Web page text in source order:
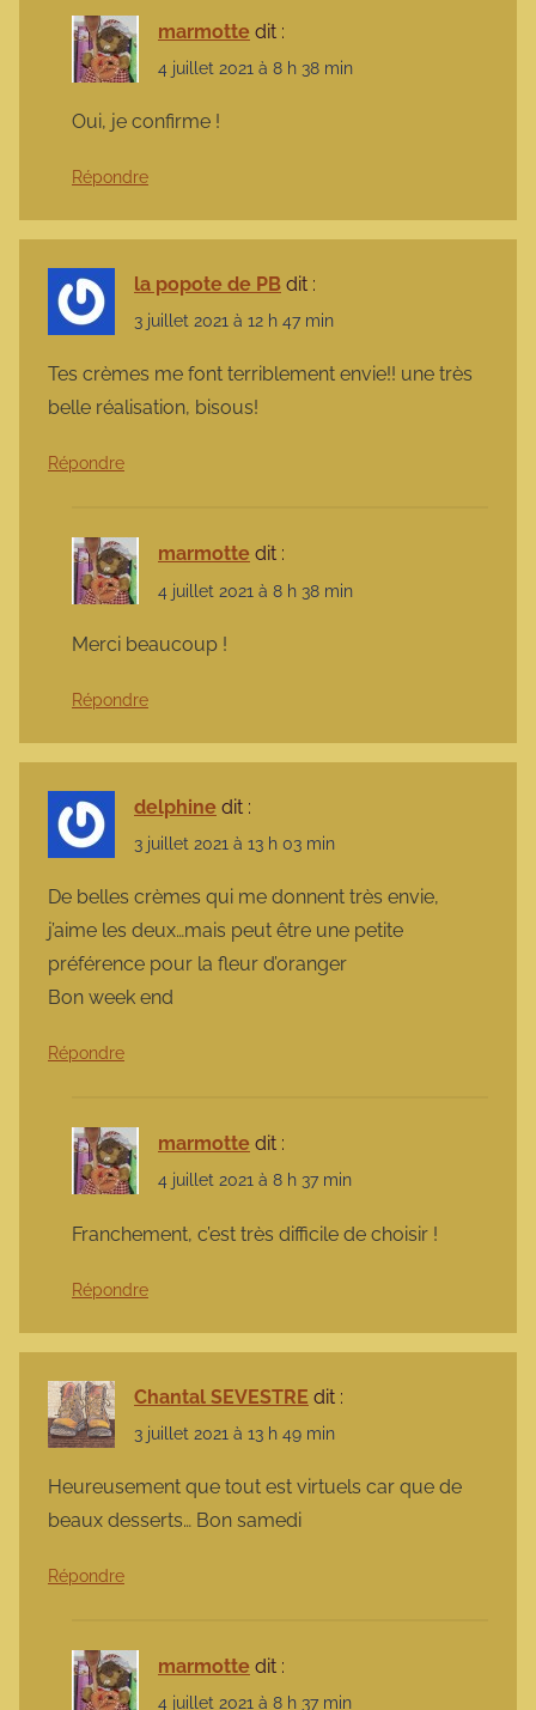
marmotte dit :
4 juillet 2021 à 8 h 38 min
Oui, je confirme !
Répondre
la popote de PB dit :
3 juillet 2021 à 12 h 47 min
Tes crèmes me font terriblement envie!! une très
belle réalisation, bisous!
Répondre
marmotte dit :
4 juillet 2021 à 8 h 38 min
Merci beaucoup !
Répondre
delphine dit :
3 juillet 2021 à 13 h 03 min
De belles crèmes qui me donnent très envie,
j’aime les deux…mais peut être une petite
préférence pour la fleur d’oranger
Bon week end
Répondre
marmotte dit :
4 juillet 2021 à 8 h 37 min
Franchement, c’est très difficile de choisir !
Répondre
Chantal SEVESTRE dit :
3 juillet 2021 à 13 h 49 min
Heureusement que tout est virtuels car que de
beaux desserts… Bon samedi
Répondre
marmotte dit :
4 juillet 2021 à 8 h 37 min